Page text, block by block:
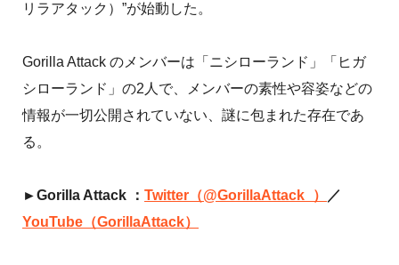
リラアタック）”が始動した。
Gorilla Attack のメンバーは「ニシローランド」「ヒガ
シローランド」の2人で、メンバーの素性や容姿などの
情報が一切公開されていない、謎に包まれた存在であ
る。
►Gorilla Attack ： Twitter（@GorillaAttack_）
／
YouTube（GorillaAttack）